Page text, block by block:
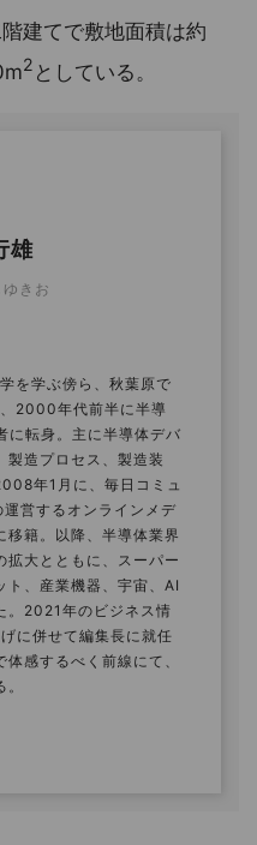
建てで敷地面積は約
2 としている。
雄
きお
を学ぶ傍ら、秋葉原で
2000年代前半に半導
に転身。主に半導体デバ
製造プロセス、製造装
年1月に、毎日コミュ
営するオンラインメデ
移籍。以降、半導体業界
拡大とともに、スーパー
ト、産業機器、宇宙、AI
。2021年のビジネス情
に併せて編集長に就任
感するべく前線にて、